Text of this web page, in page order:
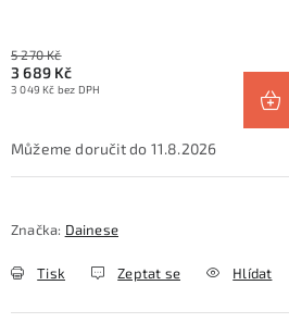
5 270 Kč
3 689 Kč
3 049 Kč bez DPH
11.8.2026
Značka: Dainese
Tisk Zeptat se Hlídat